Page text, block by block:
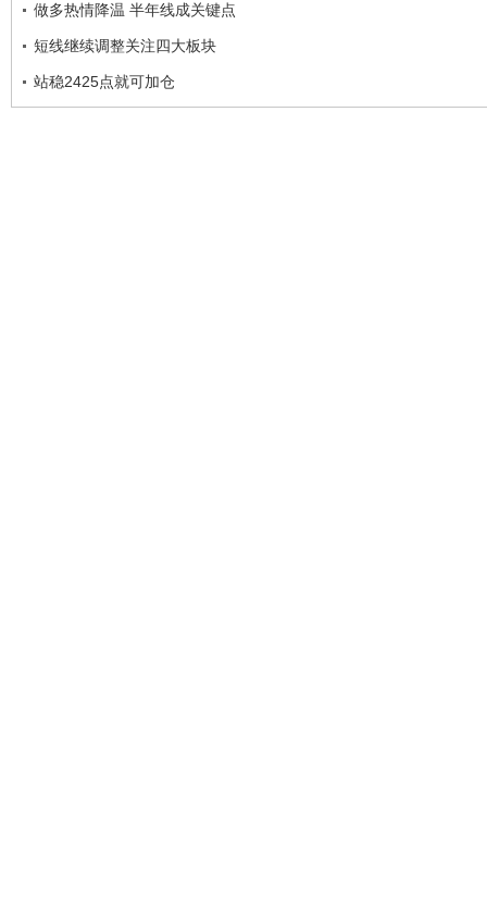
做多热情降温 半年线成关键点
短线继续调整关注四大板块
站稳2425点就可加仓